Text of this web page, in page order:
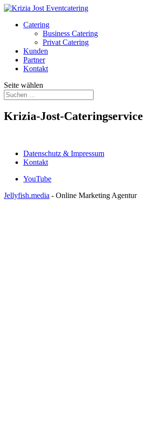
Catering
Business Catering
Privat Catering
Kunden
Partner
Kontakt
Seite wählen
Krizia-Jost-Cateringservice
Datenschutz & Impressum
Kontakt
YouTube
Jellyfish.media - Online Marketing Agentur